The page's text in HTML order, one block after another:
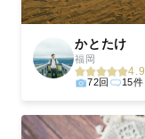
かとたけ
福岡
4.9
72回 15件